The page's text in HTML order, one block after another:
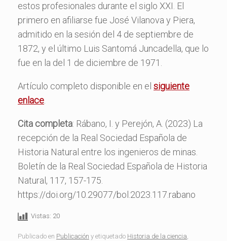
estos profesionales durante el siglo XXI. El
primero en afiliarse fue José Vilanova y Piera,
admitido en la sesión del 4 de septiembre de
1872, y el último Luis Santomá Juncadella, que lo
fue en la del 1 de diciembre de 1971.
Artículo completo disponible en el siguiente
enlace.
Cita completa: Rábano, I. y Perejón, A. (2023) La
recepción de la Real Sociedad Española de
Historia Natural entre los ingenieros de minas.
Boletín de la Real Sociedad Española de Historia
Natural, 117, 157-175.
https://doi.org/10.29077/bol.2023.117.rabano
Vistas: 20
Publicado en Publicación y etiquetado Historia de la ciencia